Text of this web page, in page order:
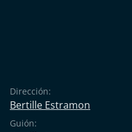
Dirección:
Bertille Estramon
Guión: